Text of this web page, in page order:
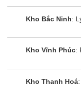
chuyên nghiệp
còn có chức
nấu được thiết
bạn muốn nấu
chuẩn nhất. Lò
Kho Bắc Ninh:
Kho Vĩnh Phúc:
Kho Thanh Hoá